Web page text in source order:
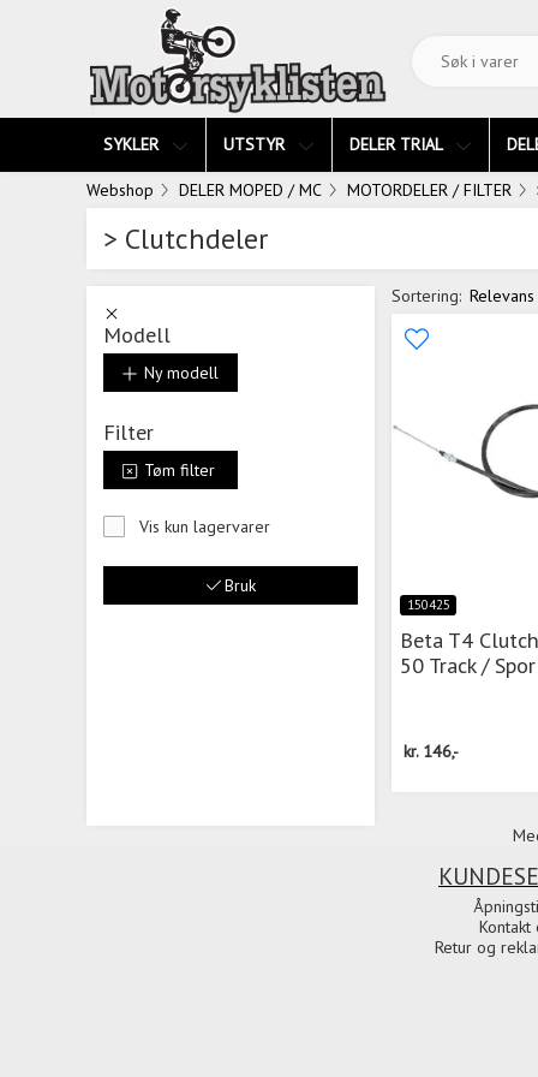
SYKLER UTSTYR DELER TRIAL
Webshop DELER MOPED / MC MOTORDELER / FILTER
> Clutchdeler
Modell
Ny modell
Filter
Tøm filter
Vis kun lagervarer
Bruk
Sortering: Relevans
150425
Beta T4
50 Track /
kr. 146,-
Kontakt
Retur og